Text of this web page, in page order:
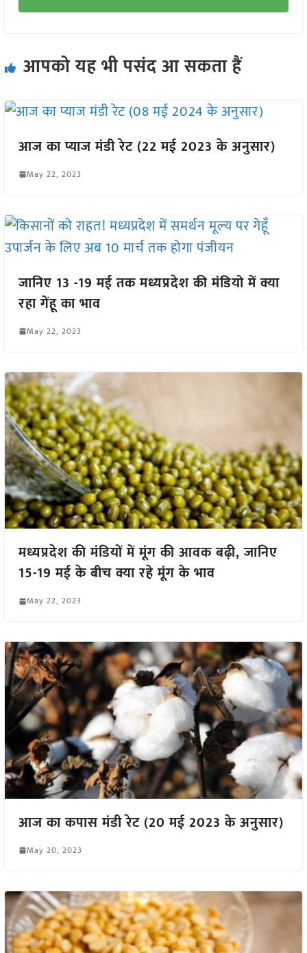
आपको यह भी पसंद आ सकता हैं
आज का प्याज मंडी रेट (22 मई 2023 के अनुसार)
May 22, 2023
जानिए 13 -19 मई तक मध्यप्रदेश की मंडियो में क्या
रहा गेंहू का भाव
May 22, 2023
मध्यप्रदेश की मंडियों में मूंग की आवक बढ़ी, जानिए
15-19 मई के बीच क्या रहे मूंग के भाव
May 22, 2023
आज का कपास मंडी रेट (20 मई 2023 के अनुसार)
May 20, 2023